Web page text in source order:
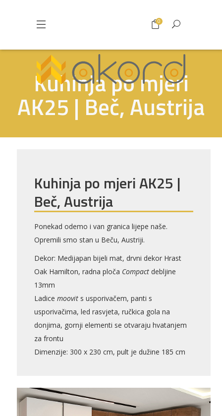
Pogledajte što je novo
u ponudi
AKCIJA! Pločasti
materijali
Alati i Vrt i Zaštitna
0
Kuhinja po mjeri
AK25 | Beč, Austrija
Kuhinja po mjeri AK25 |
Beč, Austrija
Ponekad odemo i van granica lijepe naše.
Opremili smo stan u Beču, Austriji.
Dekor: Medijapan bijeli mat, drvni dekor Hrast
Oak Hamilton, radna ploča Compact debljine
13mm
Ladicemoovit s usporivačem, panti s
usporivačima, led rasvjeta, ručkica gola na
donjima, gornji elementi se otvaraju hvatanjem
za frontu
Dimenzije: 300 x 230 cm, pult je dužine 185 cm